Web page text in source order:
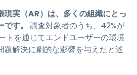
現実（AR）は、多くの組織にとっ
す。 調査対象者のうち、42%が
トを通じてエンドユーザーの環境
題解決に劇的な影響を与えたと述